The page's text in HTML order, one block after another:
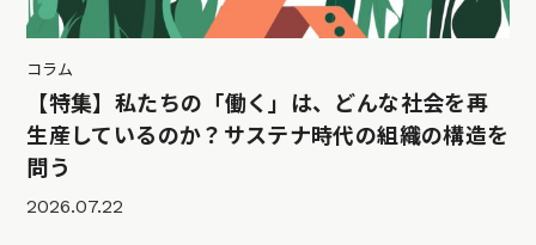
コラム
【特集】私たちの「働く」は、どんな社会を再
生産しているのか？サステナ時代の組織の構造を
問う
2026.07.22